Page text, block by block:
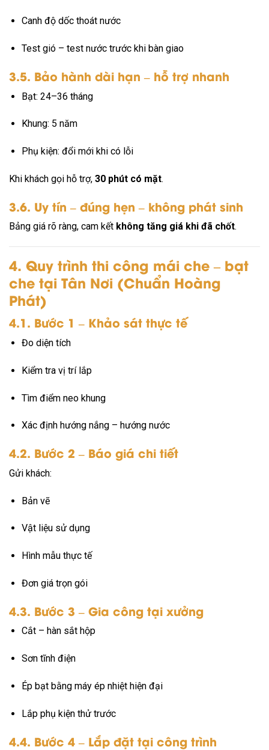
Canh độ dốc thoát nước
Test gió – test nước trước khi bàn giao
3.5. Bảo hành dài hạn – hỗ trợ nhanh
Bạt: 24–36 tháng
Khung: 5 năm
Phụ kiện: đổi mới khi có lỗi
Khi khách gọi hỗ trợ, 30 phút có mặt.
3.6. Uy tín – đúng hẹn – không phát sinh
Bảng giá rõ ràng, cam kết không tăng giá khi đã chốt.
4. Quy trình thi công mái che – bạt
che tại Tân Nơi (Chuẩn Hoàng
Phát)
4.1. Bước 1 – Khảo sát thực tế
Đo diện tích
Kiểm tra vị trí lắp
Tìm điểm neo khung
Xác định hướng nắng – hướng nước
4.2. Bước 2 – Báo giá chi tiết
Gửi khách:
Bản vẽ
Vật liệu sử dụng
Hình mẫu thực tế
Đơn giá trọn gói
4.3. Bước 3 – Gia công tại xưởng
Cắt – hàn sắt hộp
Sơn tĩnh điện
Ép bạt bằng máy ép nhiệt hiện đại
Lắp phụ kiện thử trước
4.4. Bước 4 – Lắp đặt tại công trình